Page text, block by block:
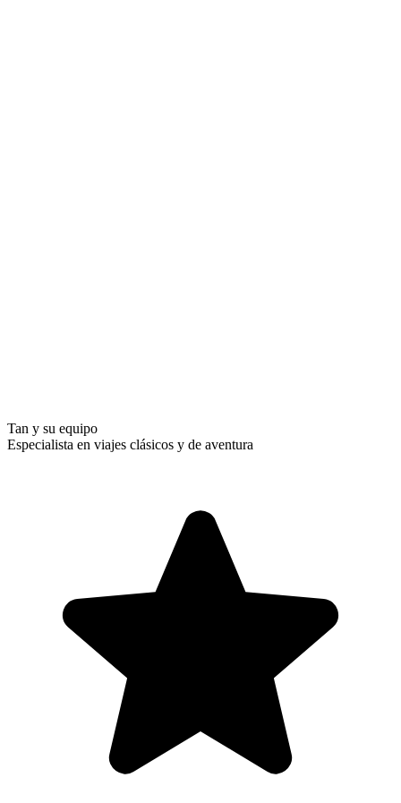
Tan y su equipo
Especialista en viajes clásicos y de aventura